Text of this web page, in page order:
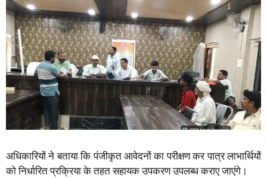
अधिकारियों ने बताया कि पंजीकृत आवेदनों का परीक्षण कर पात्र लाभार्थियों
को निर्धारित प्रक्रिया के तहत सहायक उपकरण उपलब्ध कराए जाएंगे।